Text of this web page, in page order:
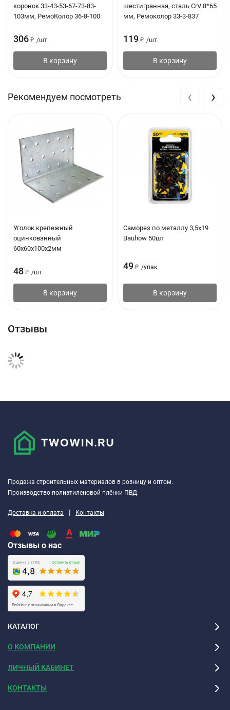
коронок 33-43-53-67-73-83-
103мм, РемоКолор 36-8-100
306 ₽ /шт.
В корзину
шестигранная, сталь CrV 8*65
мм, Ремоколор 33-3-837
119 ₽ /шт.
В корзину
Рекомендуем посмотреть
Уголок крепежный
оцинкованный
60х60х100х2мм
48 ₽ /шт.
В корзину
Саморез по металлу 3,5x19
Bauhow 50шт
49 ₽ /упак.
В корзину
‹ ›
Отзывы
Продажа строительных материалов в розницу и оптом.
Производство полиэтиленовой плёнки ПВД.
Доставка и оплата | Контакты
Отзывы о нас
КАТАЛОГ
О КОМПАНИИ
ЛИЧНЫЙ КАБИНЕТ
КОНТАКТЫ